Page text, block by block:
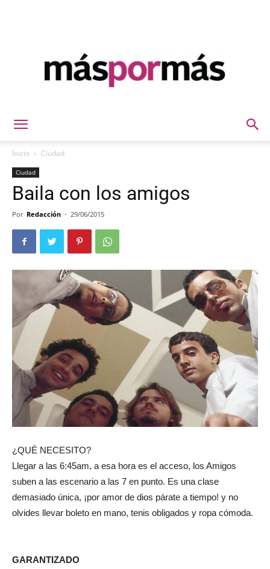
Inicio Ciudad
Ciudad
Baila con los amigos
Por Redacción - 29/06/2015
¿QUÉ NECESITO?
Llegar a las 6:45am, a esa hora es el acceso, los Amigos
suben a las escenario a las 7 en punto. Es una clase
demasiado única, ¡por amor de dios párate a tiempo! y no
olvides llevar boleto en mano, tenis obligados y ropa cómoda.
GARANTIZADO